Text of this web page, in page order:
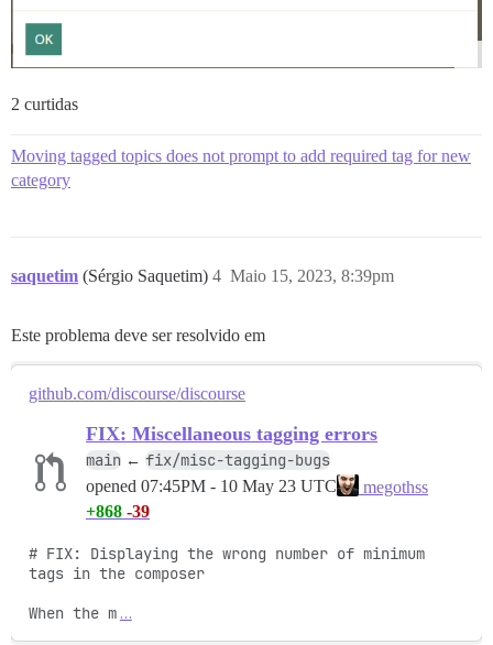
2 curtidas
Moving tagged topics does not prompt to add required tag for new
category
saquetim (Sérgio Saquetim) Maio 15, 2023, 8:39pm
4
Este problema deve ser resolvido em
github.com/discourse/discourse
FIX: Miscellaneous tagging errors
main ← fix/misc-tagging-bugs
opened 07:45PM - 10 May 23 UTC
megothss
+868 -39
# FIX: Displaying the wrong number of minimum
tags in the composer
When the m …